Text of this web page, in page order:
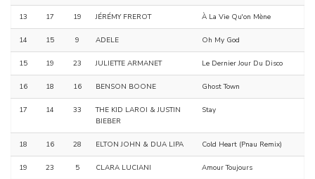
13 17 19 JÉRÉMY FREROT À La Vie Qu'on Mène
14 15 9 ADELE Oh My God
15 19 23 JULIETTE ARMANET Le Dernier Jour Du Disco
16 18 16 BENSON BOONE Ghost Town
17 14 33
THE KID LAROI & JUSTIN
BIEBER
Stay
18 16 28 ELTON JOHN & DUA LIPA Cold Heart (Pnau Remix)
19 23 5 CLARA LUCIANI Amour Toujours